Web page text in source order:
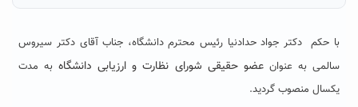
با حکم دکتر جواد حدادنیا رئیس محترم دانشگاه، جناب آقای دکتر سیروس
سالمی به عنوانعضو حقیقی شورای نظارت و ارزیابی دانشگاهبه مدت
یکسال منصوب گردید.